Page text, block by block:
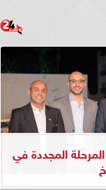
المجددة في